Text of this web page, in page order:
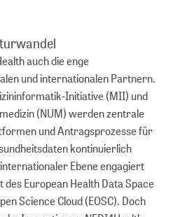
auch die enge
und internationalen Partnern.
Initiative (MII) und
(NUM) werden zentrale
und Antragsprozesse für
kontinuierlich
Ebene engagiert
des European Health Data Space
Science Cloud (EOSC). Doch